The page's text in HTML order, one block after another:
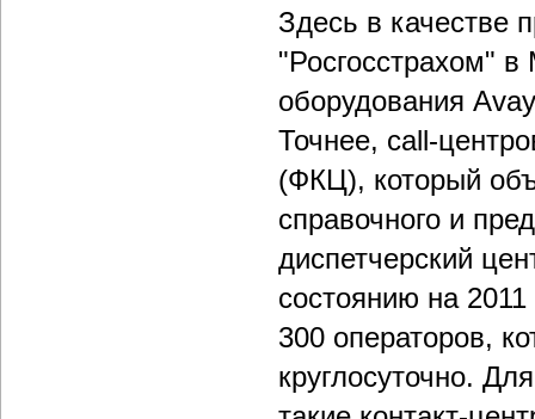
Здесь в качестве
"Росгосстрахом" в
оборудования
Точнее, call-
(ФКЦ), который
справочного и
диспетчерский
состоянию на
300 операторов,
круглосуточно.